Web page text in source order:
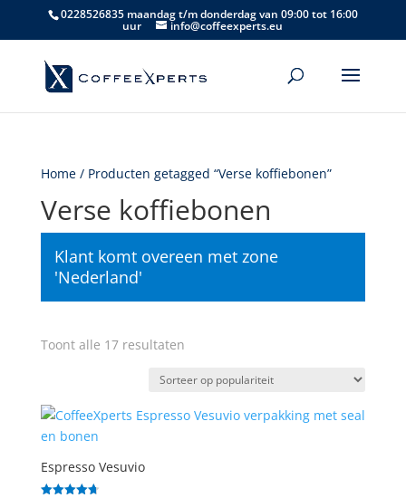
0228526835 maandag t/m donderdag van 09:00 tot 16:00
uur info@coffeexperts.eu
Home/ Producten getagged “Verse koffiebonen”
Verse koffiebonen
Klant komt overeen met zone
'Nederland'
Toont alle 17 resultatenGesorteerd
populariteit
Espresso Vesuvio